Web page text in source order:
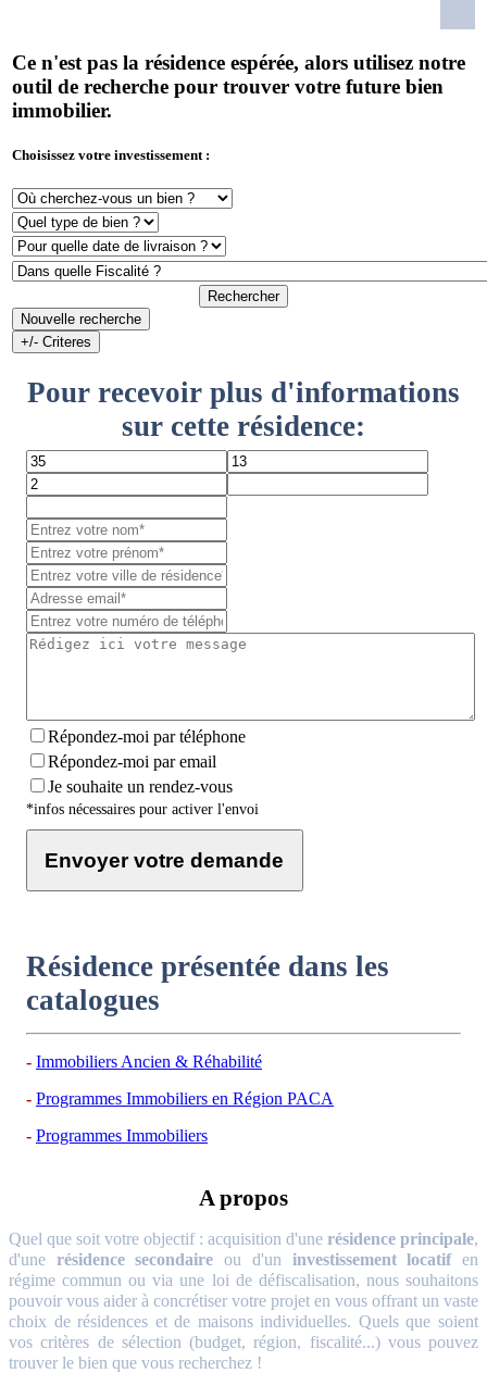
Ce n'est pas la résidence espérée, alors utilisez notre
outil de recherche pour trouver votre future bien
immobilier.
Choisissez votre investissement :
Rechercher
Nouvelle recherche
+/- Criteres
Pour recevoir plus d'informations
sur cette résidence:
Répondez-moi par téléphone
Répondez-moi par email
Je souhaite un rendez-vous
*infos nécessaires pour activer l'envoi
Envoyer votre demande
Résidence présentée dans les
catalogues
Immobiliers Ancien & Réhabilité
Programmes Immobiliers en Région PACA
Programmes Immobiliers
A propos
Quel que soit votre objectif : acquisition d'une résidence principale,
d'une résidence secondaire ou d'un investissement locatifen
régime commun ou via une loi de défiscalisation, nous souhaitons
pouvoir vous aider à concrétiser votre projet en vous offrant un vaste
choix de résidences et de maisons individuelles. Quels que soient
vos critères de sélection (budget, région, fiscalité...) vous pouvez
trouver le bien que vous recherchez !